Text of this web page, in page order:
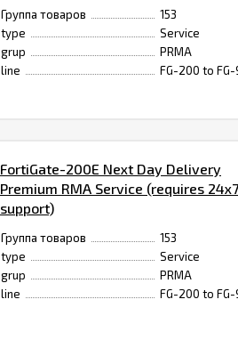
Группа товаров
153
type
Service
grup
PRMA
line
FG-200 to
FortiGate-200E Next Day Delivery
Premium RMA Service (requires 24x7
support)
Группа товаров
153
type
Service
grup
PRMA
line
FG-200 to